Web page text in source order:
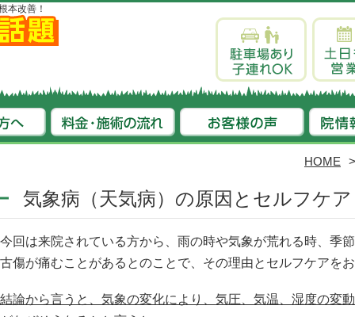
本改善！
HOME
気象病（天気病）の原因とセルフケア
今回は来院されている方から、雨の時や気象が荒れる時、季
古傷が痛むことがあるとのことで、その理由とセルフケアを
結論から言うと、気象の変化により、気圧、気温、湿度の変